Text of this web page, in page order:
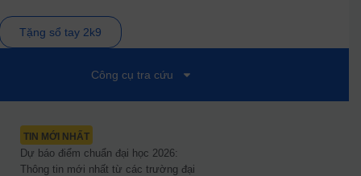
Tặng sổ tay 2k9
Công cụ tra cứu
TIN MỚI NHẤT
Dự báo điểm chuẩn đại học 2026:
Thông tin mới nhất từ các trường đại